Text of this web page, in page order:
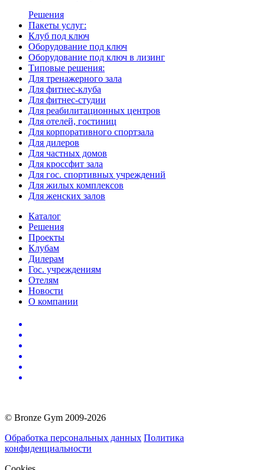
Решения
Пакеты услуг:
Клуб под ключ
Оборудование под ключ
Оборудование под ключ в лизинг
Типовые решения:
Для тренажерного зала
Для фитнес-клуба
Для фитнес-студии
Для реабилитационных центров
Для отелей, гостиниц
Для корпоративного спортзала
Для дилеров
Для частных домов
Для кроссфит зала
Для гос. спортивных учреждений
Для жилых комплексов
Для женских залов
Каталог
Решения
Проекты
Клубам
Дилерам
Гос. учреждениям
Отелям
Новости
О компании
© Bronze Gym 2009-2026
Обработка персональных данных Политика
конфиденциальности